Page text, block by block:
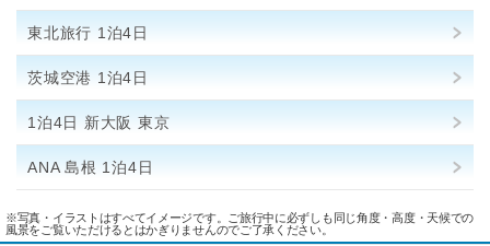
東北旅行 1泊4日
茨城空港 1泊4日
1泊4日 新大阪 東京
ANA 島根 1泊4日
※写真・イラストはすべてイメージです。ご旅行中に必ずしも同じ角度・高度・天候での
風景をご覧いただけるとはかぎりませんのでご了承ください。